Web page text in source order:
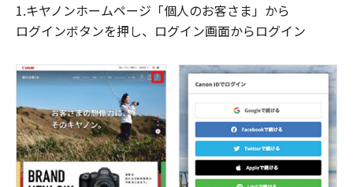
1.キヤノンホームページ「個人のお客さま」から
ログインボタンを押し、ログイン画面からログイン